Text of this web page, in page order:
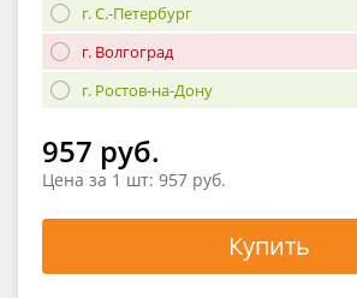
г. С.-Петербург
г. Волгоград
г. Ростов-на-Дону
957 руб.
Цена за 1 шт: 957 руб.
Купить